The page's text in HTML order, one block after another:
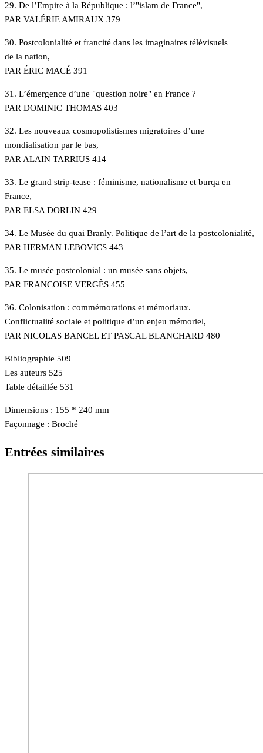
29. De l’Empire à la République : l’"islam de France",
PAR VALÉRIE AMIRAUX 379
30. Postcolonialité et francité dans les imaginaires télévisuels
de la nation,
PAR ÉRIC MACÉ 391
31. L’émergence d’une "question noire" en France ?
PAR DOMINIC THOMAS 403
32. Les nouveaux cosmopolistismes migratoires d’une
mondialisation par le bas,
PAR ALAIN TARRIUS 414
33. Le grand strip-tease : féminisme, nationalisme et burqa en
France,
PAR ELSA DORLIN 429
34. Le Musée du quai Branly. Politique de l’art de la postcolonialité,
PAR HERMAN LEBOVICS 443
35. Le musée postcolonial : un musée sans objets,
PAR FRANCOISE VERGÈS 455
36. Colonisation : commémorations et mémoriaux.
Conflictualité sociale et politique d’un enjeu mémoriel,
PAR NICOLAS BANCEL ET PASCAL BLANCHARD 480
Bibliographie 509
Les auteurs 525
Table détaillée 531
Dimensions : 155 * 240 mm
Façonnage : Broché
Entrées similaires